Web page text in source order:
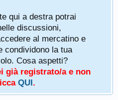
qui a destra potrai
discussioni,
al mercatino e
condividono la tua
Cosa aspetti?
già registrato/a e non
QUI.